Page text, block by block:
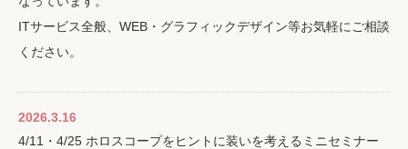
ITサービス全般、WEB・グラフィックデザイン等お気軽にご相談
ください。
2026.3.16
4/11・4/25 ホロスコープをヒントに装いを考えるミニセミナー